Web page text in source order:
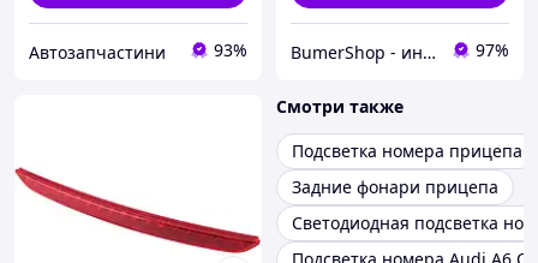
Автозапчастини 93% BumerShop - интернет магазин автоаксессуаров для автомобилей bmw , mercedes, audi 97%
Смотри также
Подсветка номера прицепа
Задние фонари прицепа
Светодиодная подсветка